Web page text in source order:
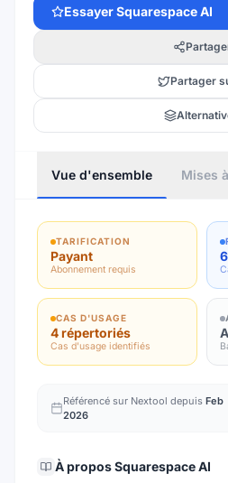
EssayerSquarespace AI
Partager
Vue d'ensemble Mises
TARIFICATION
Payant
Abonnement requis
CAS D'USAGE
4 répertoriés
Cas d'usage identifiés
Référencé sur Nextool depuis Feb
2026
À proposSquarespace AI